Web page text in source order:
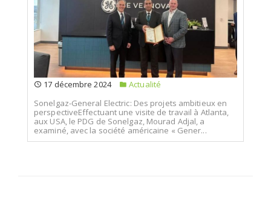
17 décembre 2024
Actualité
Sonelgaz-General Electric: Des projets ambitieux en
perspectiveEffectuant une visite de travail à Atlanta,
aux USA, le PDG de Sonelgaz, Mourad Adjal, a
examiné, avec la société américaine « Gener...